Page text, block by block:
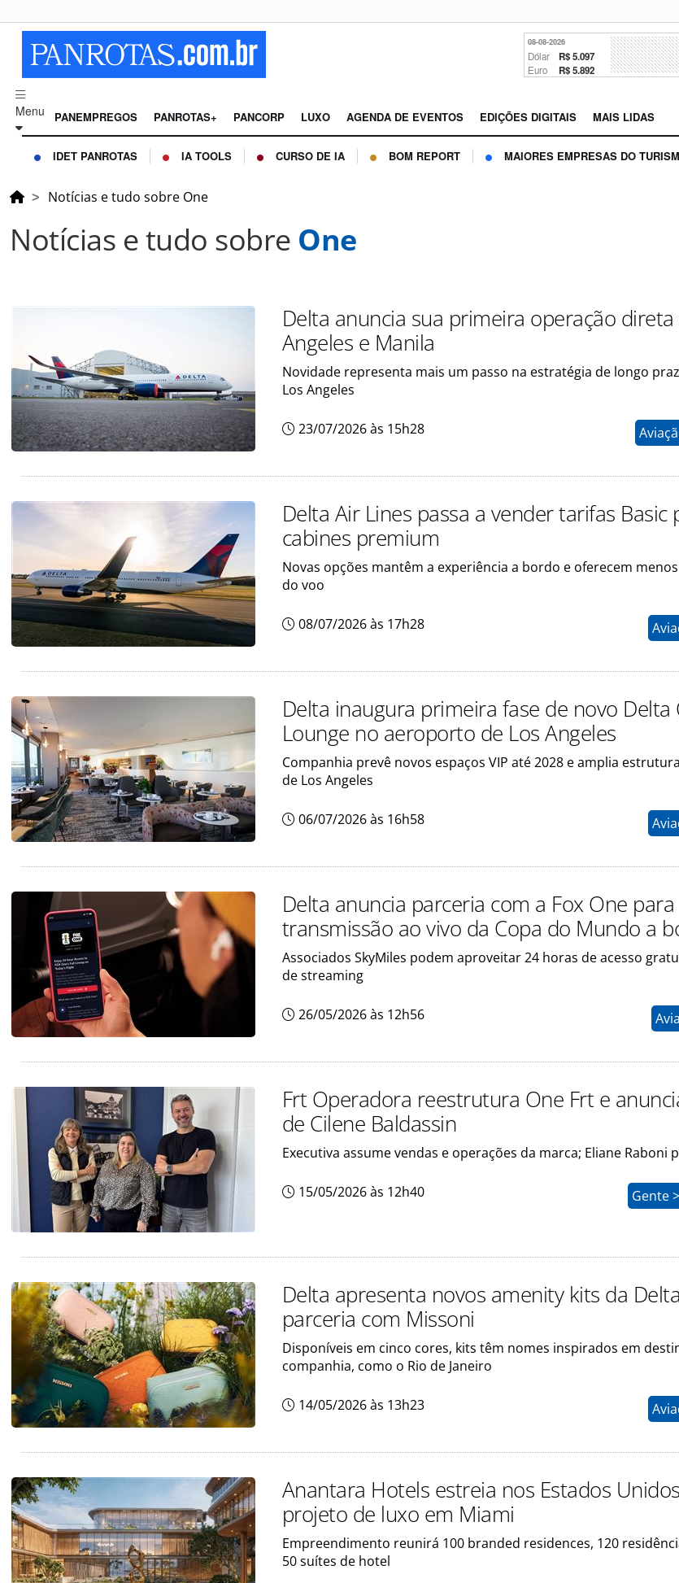
08-08-2026
Dólar R$ 5.097
Euro R$ 5.892
Menu PANEMPREGOS PANROTAS+ PANCORP LUXO AGENDA DE EVENTOS EDIÇÕES DIGITAIS MAIS LIDAS
IDET PANROTAS IA TOOLS CURSO DE IA BOM REPORT MAIORES EMPRESAS DO
Notícias e tudo sobre One
Notícias e tudo sobre One
Delta anuncia sua primeira operação
Angeles e Manila
Novidade representa mais um passo na estratégia de longo
Los Angeles
23/07/2026 às 15h28
Delta Air Lines passa a vender tarifas Basic
cabines premium
Novas opções mantêm a experiência a bordo e oferecem
do voo
08/07/2026 às 17h28
Delta inaugura primeira fase de novo Delta
Lounge no aeroporto de Los Angeles
Companhia prevê novos espaços VIP até 2028 e amplia
de Los Angeles
06/07/2026 às 16h58
Delta anuncia parceria com a Fox One para
transmissão ao vivo da Copa do Mundo a
Associados SkyMiles podem aproveitar 24 horas de acesso
de streaming
26/05/2026 às 12h56
Frt Operadora reestrutura One Frt e
de Cilene Baldassin
Executiva assume vendas e operações da marca; Eliane Raboni
15/05/2026 às 12h40 Gente
Delta apresenta novos amenity kits da
parceria com Missoni
Disponíveis em cinco cores, kits têm nomes inspirados em
companhia, como o Rio de Janeiro
14/05/2026 às 13h23
Anantara Hotels estreia nos Estados
projeto de luxo em Miami
Empreendimento reunirá 100 branded residences, 120
50 suítes de hotel